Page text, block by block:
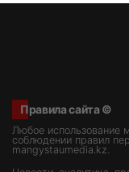
Правила сайта ©
Любое использование
соблюдении правил
mangystaumedia.kz.